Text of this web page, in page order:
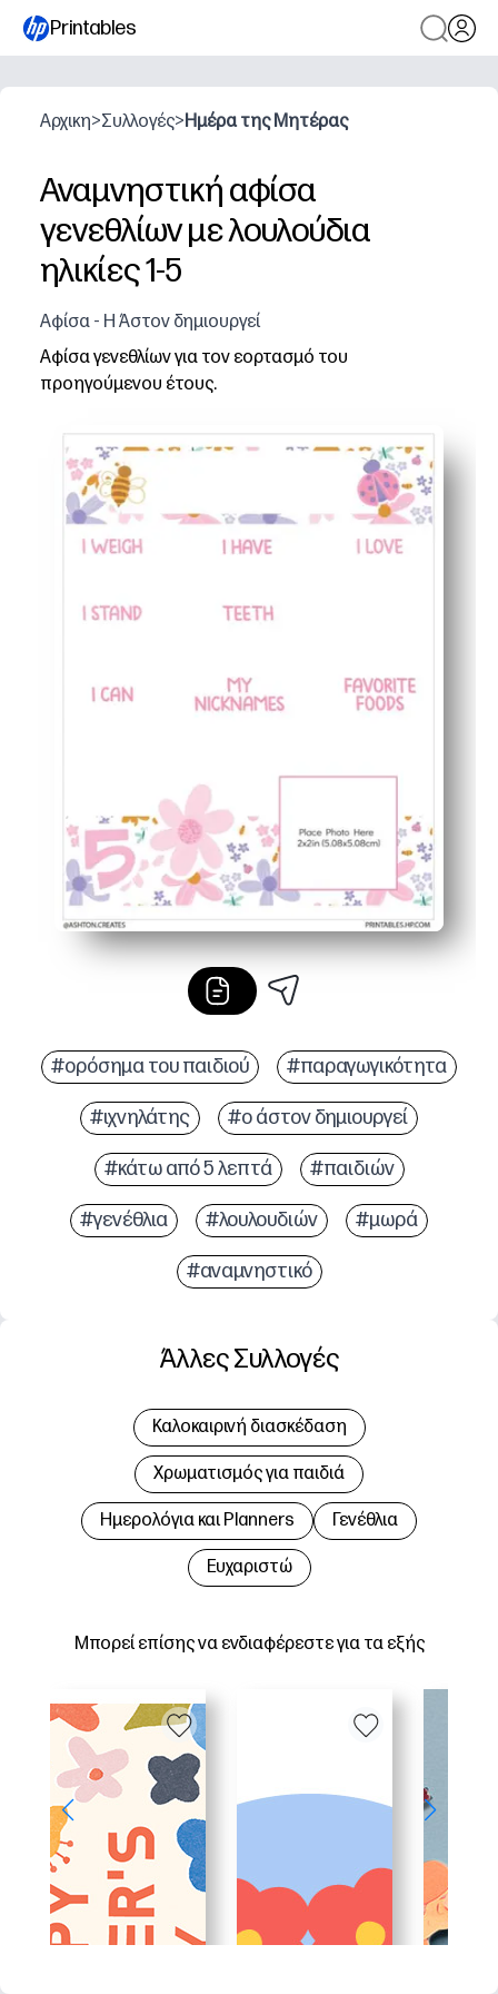
Printables
Αρχικη>Συλλογές>Ημέρα της Μητέρας
Αναμνηστική αφίσα
γενεθλίων με λουλούδια
ηλικίες 1-5
Αφίσα - Η Άστον δημιουργεί
Αφίσα γενεθλίων για τον εορτασμό του
προηγούμενου έτους.
#ορόσημα του παιδιού #παραγωγικότητα
#ιχνηλάτης #ο άστον δημιουργεί
#κάτω από 5 λεπτά #παιδιών
#γενέθλια #λουλουδιών #μωρά
#αναμνηστικό
Μπορεί επίσης να ενδιαφέρεστε για τα εξής
Άλλες Συλλογές
Καλοκαιρινή διασκέδαση
Χρωματισμός για παιδιά
Hμερολόγια και Planners Γενέθλια
Ευχαριστώ